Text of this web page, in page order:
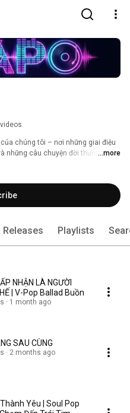
chúng tôi – nơi những giai điệu
những câu chuyện đời thường. Mỗi
lại sự đồng cảm cho bạn. Hãy
...more
Releases Playlists
NHẬN LÀ NGƯỜI
| V-Pop Ballad Buồn
1 month ago
SAU CÙNG
2 months ago
Yêu | Soul Pop